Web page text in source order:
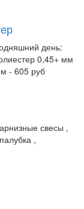
день:
0,45+ мм
- 605 руб
свесы ,
,